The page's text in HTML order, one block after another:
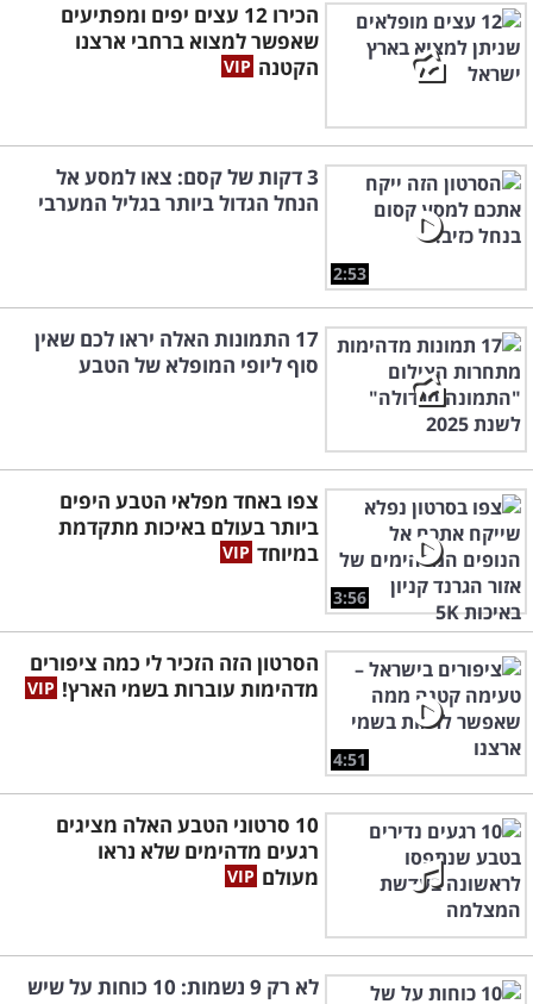
הכירו 12 עצים יפים ומפתיעים
שאפשר למצוא ברחבי ארצנו
הקטנה
2:53
3 דקות של קסם: צאו למסע אל
הנחל הגדול ביותר בגליל המערבי
17 התמונות האלה יראו לכם שאין
סוף ליופי המופלא של הטבע
3:56
צפו באחד מפלאי הטבע היפים
ביותר בעולם באיכות מתקדמת
במיוחד
4:51
הסרטון הזה הזכיר לי כמה ציפורים
מדהימות עוברות בשמי הארץ!
10 סרטוני הטבע האלה מציגים
רגעים מדהימים שלא נראו
מעולם
לא רק 9 נשמות: 10 כוחות על שיש